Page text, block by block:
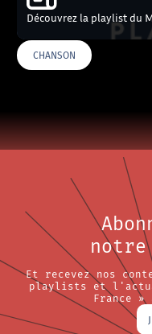
Découvrez la playlist du
CHANSON
Et recevez nos
playlists et
France